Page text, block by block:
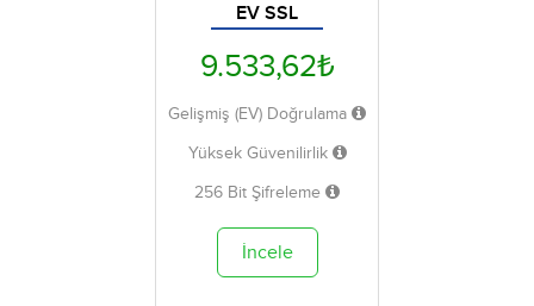
EV SSL
9.533,62₺
Gelişmiş (EV) Doğrulama
Yüksek Güvenilirlik
256 Bit Şifreleme
İncele